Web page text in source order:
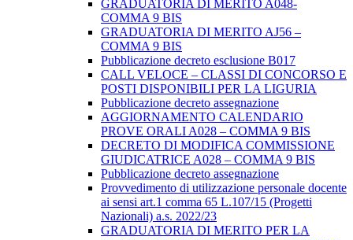
GRADUATORIA DI MERITO A048-
COMMA 9 BIS
GRADUATORIA DI MERITO AJ56 –
COMMA 9 BIS
Pubblicazione decreto esclusione B017
CALL VELOCE – CLASSI DI CONCORSO E
POSTI DISPONIBILI PER LA LIGURIA
Pubblicazione decreto assegnazione
AGGIORNAMENTO CALENDARIO
PROVE ORALI A028 – COMMA 9 BIS
DECRETO DI MODIFICA COMMISSIONE
GIUDICATRICE A028 – COMMA 9 BIS
Pubblicazione decreto assegnazione
Provvedimento di utilizzazione personale docente
ai sensi art.1 comma 65 L.107/15 (Progetti
Nazionali) a.s. 2022/23
GRADUATORIA DI MERITO PER LA